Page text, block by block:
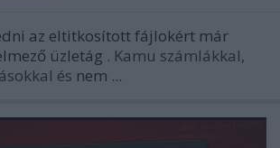
az eltitkosított fájlokért már
üzletág . Kamu számlákkal,
és nem ...